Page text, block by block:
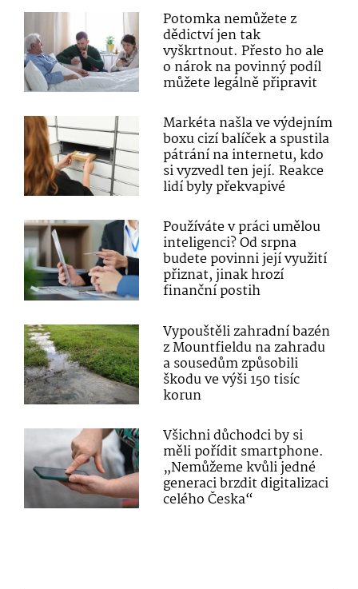
Potomka nemůžete z
dědictví jen tak
vyškrtnout. Přesto ho ale
o nárok na povinný podíl
můžete legálně připravit
Markéta našla ve výdejním
boxu cizí balíček a spustila
pátrání na internetu, kdo
si vyzvedl ten její. Reakce
lidí byly překvapivé
Používáte v práci umělou
inteligenci? Od srpna
budete povinni její využití
přiznat, jinak hrozí
finanční postih
Vypouštěli zahradní bazén
z Mountfieldu na zahradu
a sousedům způsobili
škodu ve výši 150 tisíc
korun
Všichni důchodci by si
měli pořídit smartphone.
„Nemůžeme kvůli jedné
generaci brzdit digitalizaci
celého Česka“